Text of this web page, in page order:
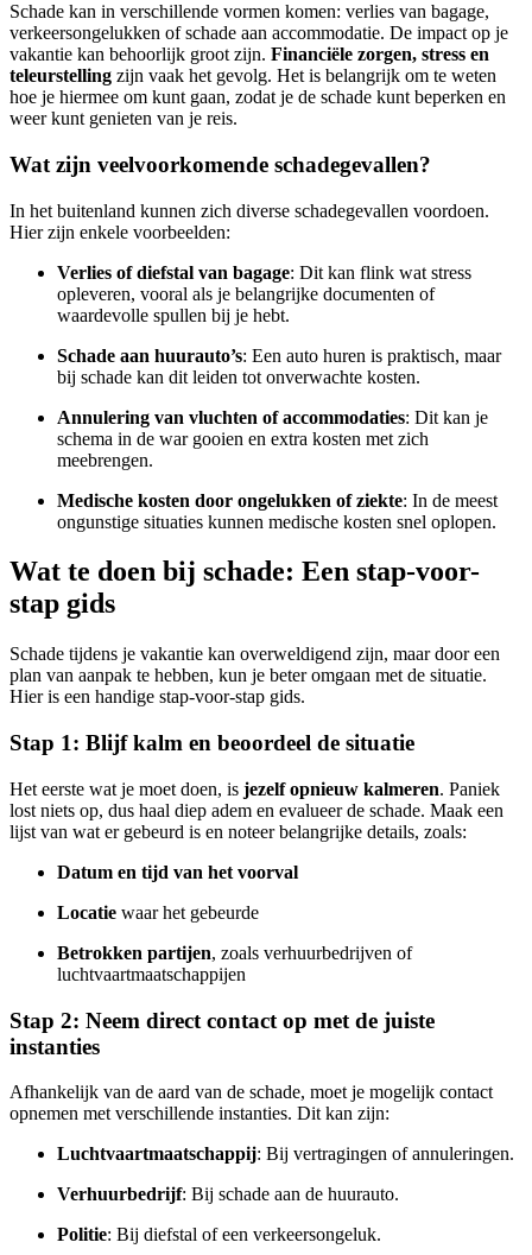
Schade kan in verschillende vormen komen: verlies van bagage,
verkeersongelukken of schade aan accommodatie. De impact op je
vakantie kan behoorlijk groot zijn. Financiële zorgen, stress en
teleurstelling zijn vaak het gevolg. Het is belangrijk om te weten
hoe je hiermee om kunt gaan, zodat je de schade kunt beperken en
weer kunt genieten van je reis.
Wat zijn veelvoorkomende schadegevallen?
In het buitenland kunnen zich diverse schadegevallen voordoen.
Hier zijn enkele voorbeelden:
Verlies of diefstal van bagage: Dit kan flink wat stress
opleveren, vooral als je belangrijke documenten of
waardevolle spullen bij je hebt.
Schade aan huurauto’s: Een auto huren is praktisch, maar
bij schade kan dit leiden tot onverwachte kosten.
Annulering van vluchten of accommodaties: Dit kan je
schema in de war gooien en extra kosten met zich
meebrengen.
Medische kosten door ongelukken of ziekte: In de meest
ongunstige situaties kunnen medische kosten snel oplopen.
Wat te doen bij schade: Een stap-voor-
stap gids
Schade tijdens je vakantie kan overweldigend zijn, maar door een
plan van aanpak te hebben, kun je beter omgaan met de situatie.
Hier is een handige stap-voor-stap gids.
Stap 1: Blijf kalm en beoordeel de situatie
Het eerste wat je moet doen, is jezelf opnieuw kalmeren. Paniek
lost niets op, dus haal diep adem en evalueer de schade. Maak een
lijst van wat er gebeurd is en noteer belangrijke details, zoals:
Datum en tijd van het voorval
Locatie waar het gebeurde
Betrokken partijen, zoals verhuurbedrijven of
luchtvaartmaatschappijen
Stap 2: Neem direct contact op met de juiste
instanties
Afhankelijk van de aard van de schade, moet je mogelijk contact
opnemen met verschillende instanties. Dit kan zijn:
Luchtvaartmaatschappij: Bij vertragingen of annuleringen.
Verhuurbedrijf: Bij schade aan de huurauto.
Politie: Bij diefstal of een verkeersongeluk.